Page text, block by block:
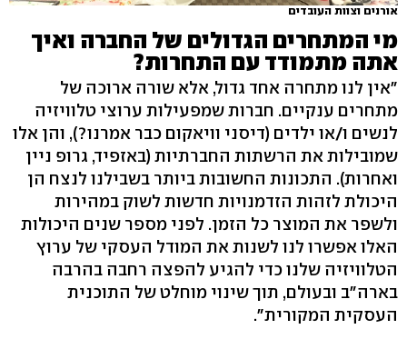
אורנים וצוות העובדים
מי המתחרים הגדולים של החברה ואיך
אתה מתמודד עם התחרות?
"אין לנו מתחרה אחד גדול, אלא שורה ארוכה של
מתחרים ענקיים. חברות שמפעילות ערוצי טלוויזיה
לנשים ו/או ילדים (דיסני וויאקום כבר אמרנו?), והן אלו
שמובילות את הרשתות החברתיות (באזפיד, גרופ ניין
ואחרות). התכונות החשובות ביותר בשבילנו לנצח הן
היכולת לזהות הזדמנויות חדשות לשוק במהירות
ולשפר את המוצר כל הזמן. לפני מספר שנים היכולות
האלו אפשרו לנו לשנות את המודל העסקי של ערוץ
הטלוויזיה שלנו כדי להגיע להפצה רחבה בהרבה
בארה"ב ובעולם, תוך שינוי מוחלט של התוכנית
העסקית המקורית".